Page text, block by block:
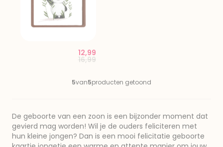
Price reduced from
16,99to
12,99
5van5producten getoond
De geboorte van een zoon is een bijzonder moment dat
gevierd mag worden! Wil je de ouders feliciteren met
hun kleine jongen? Dan is een mooi felicitatie geboorte